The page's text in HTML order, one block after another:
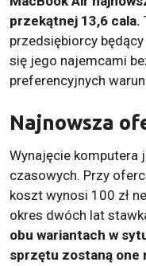
przekątnej 13,6 cala.
przedsiębiorcy
się jego najemcami
preferencyjnych
Najnowsza
Wynajęcie komputera
czasowych. Przy
koszt wynosi 100 zł
okres dwóch lat
obu wariantach w
sprzętu zostaną one